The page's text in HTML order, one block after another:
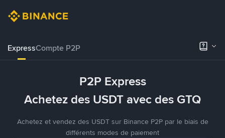
ExpressCompte P2P
P2P Express
Achetez des USDT avec des GTQ
Achetez et vendez des USDT sur Binance P2P par le biais de
différents modes de paiement